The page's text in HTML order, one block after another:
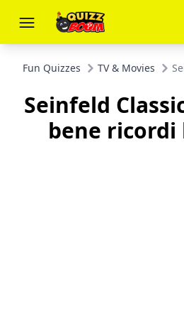
Fun Quizzes TV & Movies
Seinfeld
bene ricordi